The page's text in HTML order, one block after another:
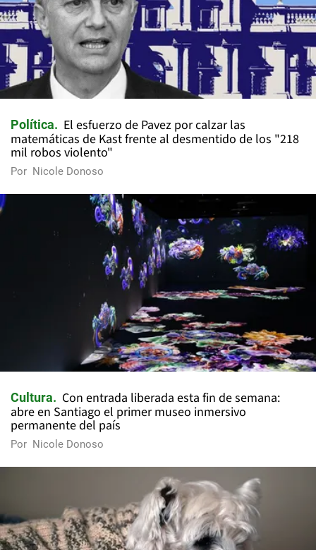
Política
El esfuerzo de Pavez por calzar las
matemáticas de Kast frente al desmentido de los "218
mil robos violento"
Por Nicole Donoso
Cultura
Con entrada liberada esta fin de semana:
abre en Santiago el primer museo inmersivo
permanente del país
Por Nicole Donoso